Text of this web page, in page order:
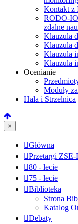
Kontakt z
RODO-
zdalne
Klauzula
Klauzula
Klauzula
Klauzula
Ocenianie
Moduły
Hala i Strzelnica
×
Główna
Przetargi ZSE-
80 - lecie
75 - lecie
Biblioteka
Strona
Katalog
Debaty